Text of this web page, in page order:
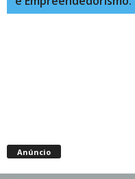
Anúncio